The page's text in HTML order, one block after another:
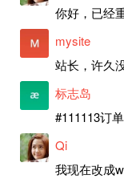
你好，已经
mysite
标志岛
#111113订
Qi
我现在改成